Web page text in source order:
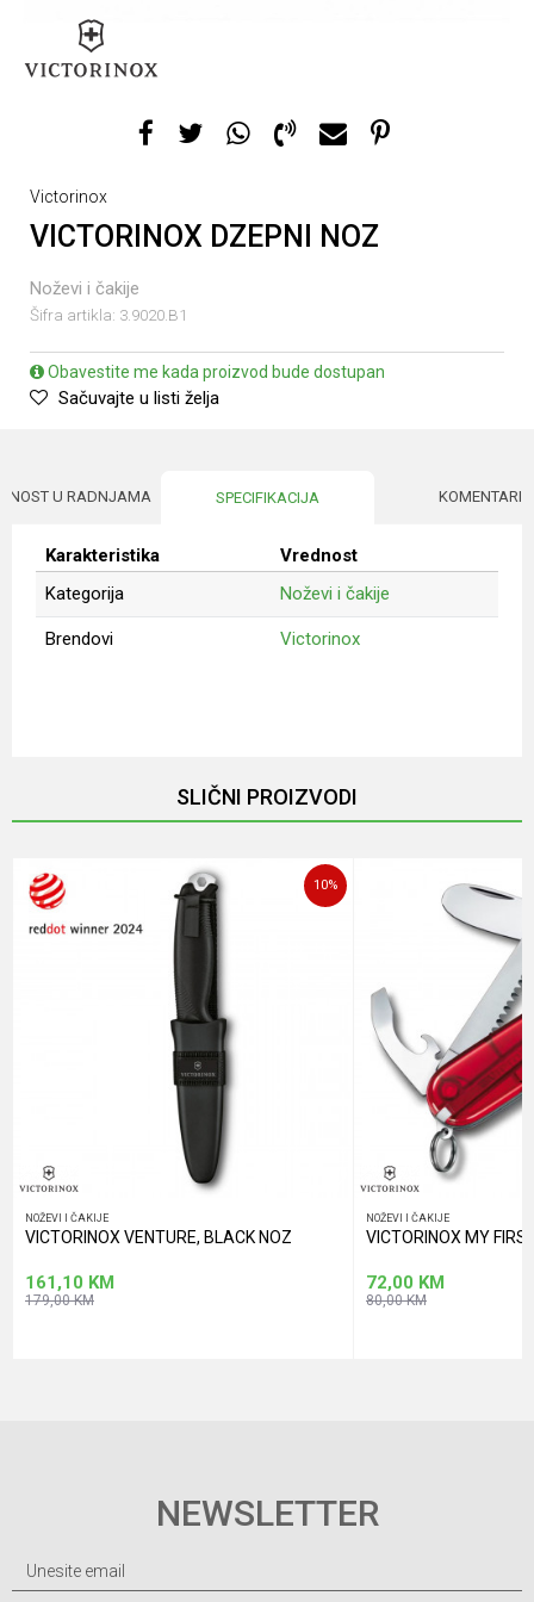
Victorinox
VICTORINOX DZEPNI NOZ
Noževi i čakije
Šifra artikla: 3.9020.B1
Obavestite me kada proizvod bude dostupan
Sačuvajte u listi želja
U RADNJAMA SPECIFIKACIJA KOMENTARI
Karakteristika
Vrednost
Kategorija
Noževi i čakije
Brendovi Victorinox
SLIČNI PROIZVODI
10%
NOŽEVI I ČAKIJE
VICTORINOX VENTURE, BLACK NOZ
161,10 KM
179,00KM
NOŽEVI I ČAKIJE
VICTORINOX MY
72,00 KM
80,00KM
NEWSLETTER